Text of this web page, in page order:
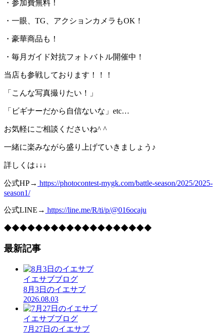
・参加費無料！
・一眼、TG、アクションカメラもOK！
・豪華商品も！
・毎月ガイド対抗フォトバトル開催中！
当店も参戦しております！！！
「こんな写真撮りたい！」
「ビギナーだから自信ないな」etc…
お気軽にご相談くださいね^ ^
一緒に楽みながら盛り上げていきましょう♪
詳しくは↓↓↓
公式HP→ https://photocontest-mygk.com/battle-season/2025/2025-
season1/
公式LINE→ https://line.me/R/ti/p/@016ocaju
◆◆◆◆◆◆◆◆◆◆◆◆◆◆◆◆◆◆◆
最新記事
イエサブブログ
8月3日のイエサブ
2026.08.03
イエサブブログ
7月27日のイエサブ